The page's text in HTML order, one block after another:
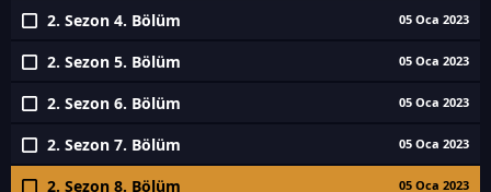
2. Sezon 4. Bölüm 05 Oca 2023
2. Sezon 5. Bölüm 05 Oca 2023
2. Sezon 6. Bölüm 05 Oca 2023
2. Sezon 7. Bölüm 05 Oca 2023
2. Sezon 8. Bölüm 05 Oca 2023